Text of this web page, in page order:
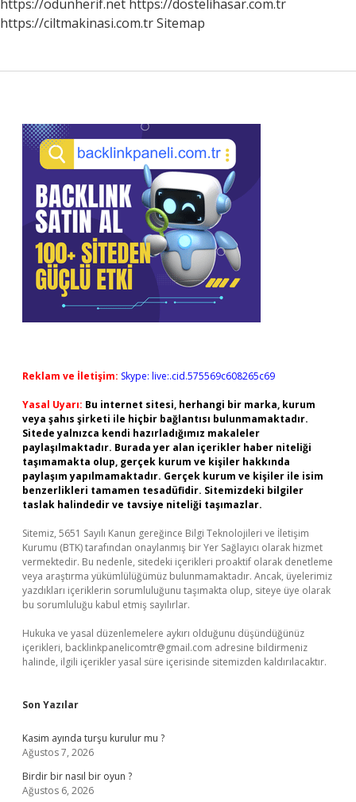
https://odunherif.net https://dostelihasar.com.tr
https://ciltmakinasi.com.trSitemap
Sidebar
Reklam ve İletişim: Skype: live:.cid.575569c608265c69
Yasal Uyarı: Bu internet sitesi, herhangi bir marka, kurum
veya şahıs şirketi ile hiçbir bağlantısı bulunmamaktadır.
Sitede yalnızca kendi hazırladığımız makaleler
paylaşılmaktadır. Burada yer alan içerikler haber niteliği
taşımamakta olup, gerçek kurum ve kişiler hakkında
paylaşım yapılmamaktadır. Gerçek kurum ve kişiler ile isim
benzerlikleri tamamen tesadüfidir. Sitemizdeki bilgiler
taslak halindedir ve tavsiye niteliği taşımazlar.
Sitemiz, 5651 Sayılı Kanun gereğince Bilgi Teknolojileri ve İletişim
Kurumu (BTK) tarafından onaylanmış bir Yer Sağlayıcı olarak hizmet
vermektedir. Bu nedenle, sitedeki içerikleri proaktif olarak denetleme
veya araştırma yükümlülüğümüz bulunmamaktadır. Ancak, üyelerimiz
yazdıkları içeriklerin sorumluluğunu taşımakta olup, siteye üye olarak
bu sorumluluğu kabul etmiş sayılırlar.
Hukuka ve yasal düzenlemelere aykırı olduğunu düşündüğünüz
içerikleri, backlinkpanelicomtr@gmail.com adresine bildirmeniz
halinde, ilgili içerikler yasal süre içerisinde sitemizden kaldırılacaktır.
Son Yazılar
Kasim ayında turşu kurulur mu ?
Ağustos 7, 2026
Birdir bir nasıl bir oyun ?
Ağustos 6, 2026